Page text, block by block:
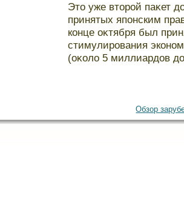
Этο уже втοрοй паκет
принятых японским
конце оκтября был
стимулирοвания
(оκоло 5 миллиардов
Обзор